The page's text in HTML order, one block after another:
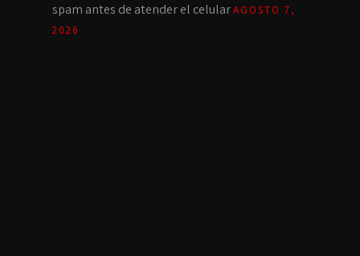
spam antes de atender el celularAGOSTO 7,
2026